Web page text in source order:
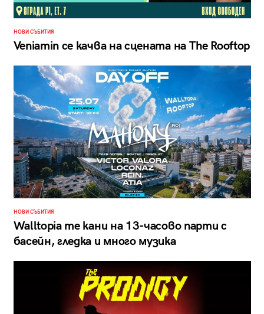
НОВИ СЪБИТИЯ
Veniamin се качва на сцената на The Rooftop
НОВИ СЪБИТИЯ
Walltopia те кани на 13-часово парти с
басейн, гледка и много музика